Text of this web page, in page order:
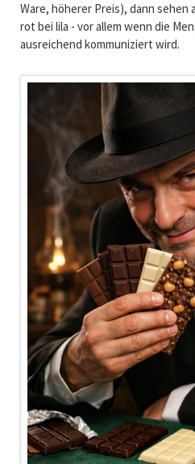
Ware, höherer Preis), dann
rot bei lila - vor allem wenn die
ausreichend kommuniziert wird.